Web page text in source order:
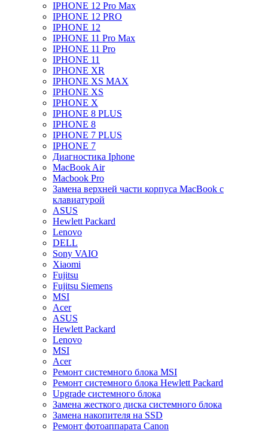
IPHONE 12 Pro Max
IPHONE 12 PRO
IPHONE 12
IPHONE 11 Pro Max
IPHONE 11 Pro
IPHONE 11
IPHONE XR
IPHONE XS MAX
IPHONE XS
IPHONE X
IPHONE 8 PLUS
IPHONE 8
IPHONE 7 PLUS
IPHONE 7
Диагностика Iphone
MacBook Air
Macbook Pro
Замена верхней части корпуса MacBook с
клавиатурой
ASUS
Hewlett Packard
Lenovo
DELL
Sony VAIO
Xiaomi
Fujitsu
Fujitsu Siemens
MSI
Acer
ASUS
Hewlett Packard
Lenovo
MSI
Acer
Ремонт системного блока MSI
Ремонт системного блока Hewlett Packard
Upgrade системного блока
Замена жесткого диска системного блока
Замена накопителя на SSD
Ремонт фотоаппарата Canon